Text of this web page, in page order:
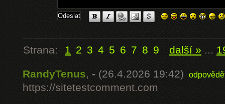
Strana: 1 2 3 4 5 6 7 8 9 další » ...
RandyTenus, - (26.4.2026 19:42)
https://sitetestcomment.com